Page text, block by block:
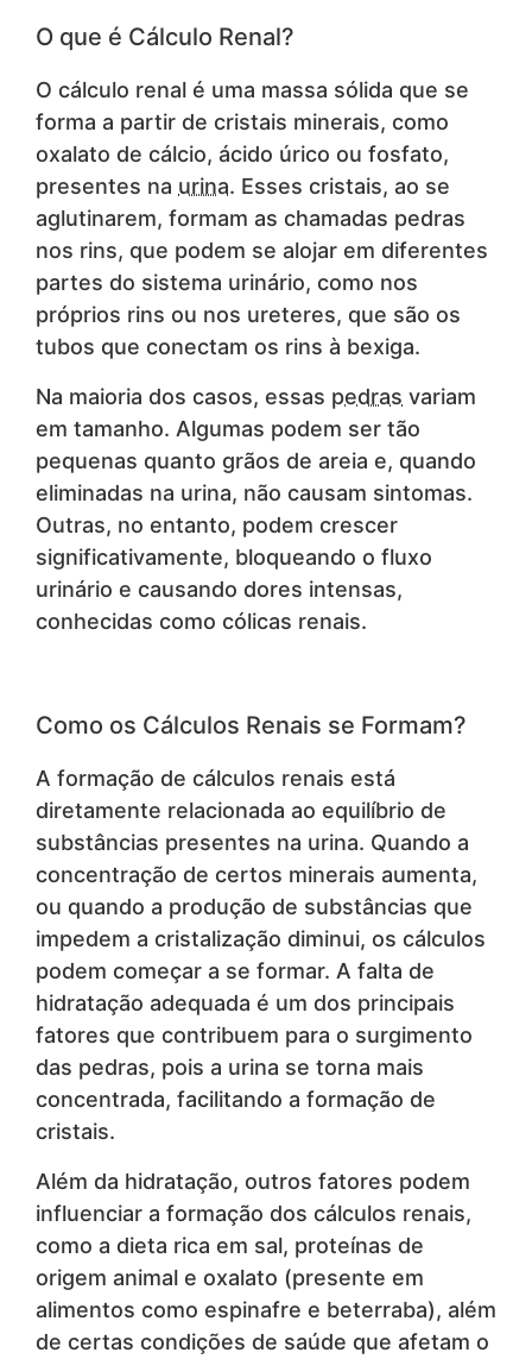
O que é Cálculo Renal?
O cálculo renal é uma massa sólida que se
forma a partir de cristais minerais, como
oxalato de cálcio, ácido úrico ou fosfato,
presentes na urina. Esses cristais, ao se
aglutinarem, formam as chamadas pedras
nos rins, que podem se alojar em diferentes
partes do sistema urinário, como nos
próprios rins ou nos ureteres, que são os
tubos que conectam os rins à bexiga.
Na maioria dos casos, essas pedras variam
em tamanho. Algumas podem ser tão
pequenas quanto grãos de areia e, quando
eliminadas na urina, não causam sintomas.
Outras, no entanto, podem crescer
significativamente, bloqueando o fluxo
urinário e causando dores intensas,
conhecidas como cólicas renais.
Como os Cálculos Renais se Formam?
A formação de cálculos renais está
diretamente relacionada ao equilíbrio de
substâncias presentes na urina. Quando a
concentração de certos minerais aumenta,
ou quando a produção de substâncias que
impedem a cristalização diminui, os cálculos
podem começar a se formar. A falta de
hidratação adequada é um dos principais
fatores que contribuem para o surgimento
das pedras, pois a urina se torna mais
concentrada, facilitando a formação de
cristais.
Além da hidratação, outros fatores podem
influenciar a formação dos cálculos renais,
como a dieta rica em sal, proteínas de
origem animal e oxalato (presente em
alimentos como espinafre e beterraba), além
de certas condições de saúde que afetam o